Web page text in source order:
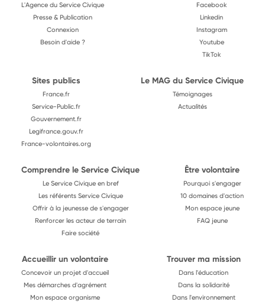
L'Agence du Service Civique
Presse & Publication
Connexion
Besoin d'aide ?
Facebook
Linkedin
Instagram
Youtube
TikTok
Sites publics
France.fr
Service-Public.fr
Gouvernement.fr
Legifrance.gouv.fr
France-volontaires.org
Le MAG du Service Civique
Témoignages
Actualités
Comprendre le Service Civique
Le Service Civique en bref
Les référents Service Civique
Offrir à la jeunesse de s'engager
Renforcer les acteur de terrain
Faire société
Être volontaire
Pourquoi s'engager
10 domaines d'action
Mon espace jeune
FAQ jeune
Accueillir un volontaire
Concevoir un projet d'accueil
Mes démarches d'agrément
Mon espace organisme
Trouver ma mission
Dans l'éducation
Dans la solidarité
Dans l'environnement